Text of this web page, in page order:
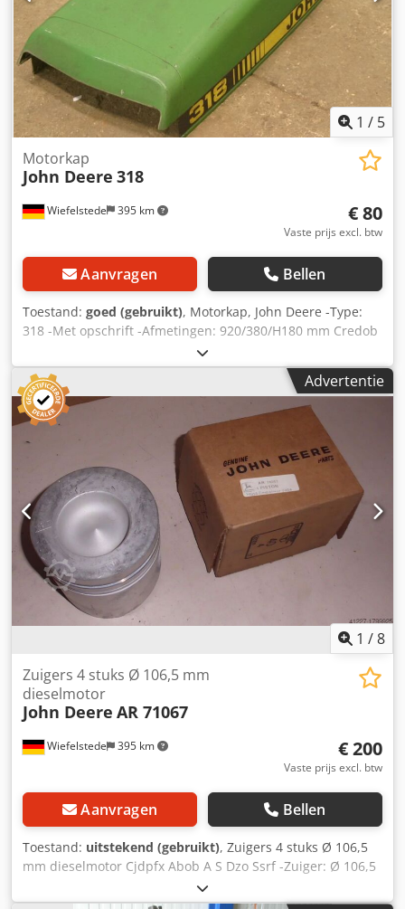
1 / 5
Wiefelstede 395 km
Motorkap
John Deere 318
€ 80
Vaste prijs excl. btw
Aanvragen Bellen
Toestand: goed (gebruikt), Motorkap, John Deere -Type:
318 -Met opschrift -Afmetingen: 920/380/H180 mm Credob
A St Ajpfx Ab Sef -Gewicht: 2 kg
Advertentie
1 /8
Wiefelstede 395 km
Zuigers 4 stuks Ø 106,5 mm
dieselmotor
John Deere AR 71067
€ 200
Vaste prijs excl. btw
Aanvragen Bellen
Toestand: uitstekend (gebruikt), Zuigers 4 stuks Ø 106,5
mm dieselmotor Cjdpfx Abob A S Dzo Ssrf -Zuiger: Ø 106,5
mm -Zuigerhoogte: 112 mm -Zuigerpen: Ø 41,278 mm -
Totaalprijs: 4 stuks -Gewicht: 1,4 kg/stuk